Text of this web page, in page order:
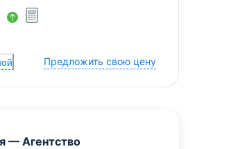
Предложить свою цену
— Агентство